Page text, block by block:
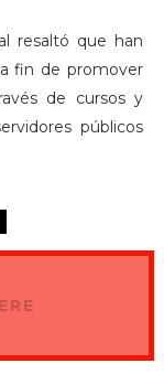
resaltó que han
fin de promover
de cursos y
públicos